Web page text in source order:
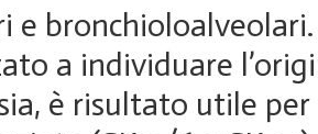
e
a individuare
è risultato utile